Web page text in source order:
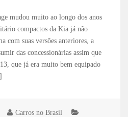
mudou muito ao longo dos anos
compactos da Kia já não
com suas versões anteriores, a
das concessionárias assim que
que já era muito bem equipado
Carros no Brasil